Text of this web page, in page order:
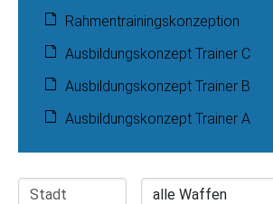
Rahmentrainingskonzeption
Ausbildungskonzept Trainer C
Ausbildungskonzept Trainer B
Ausbildungskonzept Trainer A